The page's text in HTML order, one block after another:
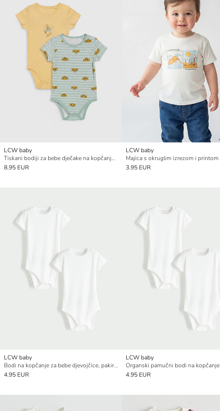
LCW baby
Tiskani bodiji za bebe dječake na kopčanje 2 komada
8.95 EUR
LCW baby
3.95 EUR
LCW baby
Bodi na kopčanje za bebe djevojčice, pakiranje od 2 komada
4.95 EUR
LCW baby
4.95 EUR